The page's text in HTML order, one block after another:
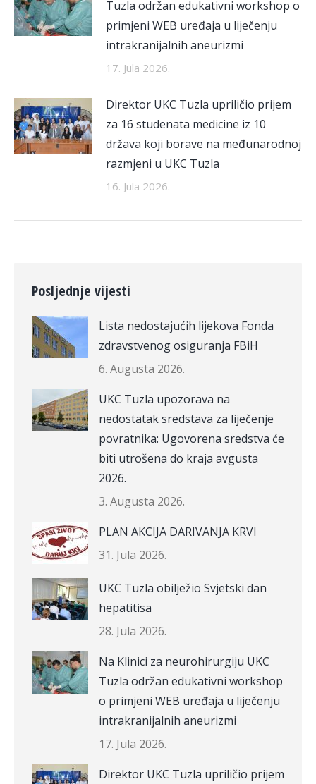
Tuzla održan edukativni workshop o
primjeni WEB uređaja u liječenju
intrakranijalnih aneurizmi
17. Jula 2026.
Direktor UKC Tuzla upriličio prijem
za 16 studenata medicine iz 10
država koji borave na međunarodnoj
razmjeni u UKC Tuzla
16. Jula 2026.
Posljednje vijesti
Lista nedostajućih lijekova Fonda
zdravstvenog osiguranja FBiH
6. Augusta 2026.
UKC Tuzla upozorava na
nedostatak sredstava za liječenje
povratnika: Ugovorena sredstva će
biti utrošena do kraja avgusta
2026.
3. Augusta 2026.
PLAN AKCIJA DARIVANJA KRVI
31. Jula 2026.
UKC Tuzla obilježio Svjetski dan
hepatitisa
28. Jula 2026.
Na Klinici za neurohirurgiju UKC
Tuzla održan edukativni workshop
o primjeni WEB uređaja u liječenju
intrakranijalnih aneurizmi
17. Jula 2026.
Direktor UKC Tuzla upriličio prijem